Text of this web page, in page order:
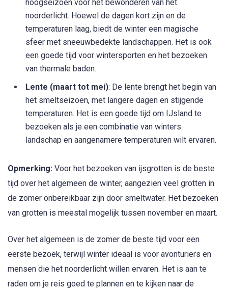
hoogseizoen voor het bewonderen van het
noorderlicht. Hoewel de dagen kort zijn en de
temperaturen laag, biedt de winter een magische
sfeer met sneeuwbedekte landschappen. Het is ook
een goede tijd voor wintersporten en het bezoeken
van thermale baden.
Lente (maart tot mei): De lente brengt het begin van
het smeltseizoen, met langere dagen en stijgende
temperaturen. Het is een goede tijd om IJsland te
bezoeken als je een combinatie van winters
landschap en aangenamere temperaturen wilt ervaren.
Opmerking: Voor het bezoeken van ijsgrotten is de beste
tijd over het algemeen de winter, aangezien veel grotten in
de zomer onbereikbaar zijn door smeltwater. Het bezoeken
van grotten is meestal mogelijk tussen november en maart.
Over het algemeen is de zomer de beste tijd voor een
eerste bezoek, terwijl winter ideaal is voor avonturiers en
mensen die het noorderlicht willen ervaren. Het is aan te
raden om je reis goed te plannen en te kijken naar de